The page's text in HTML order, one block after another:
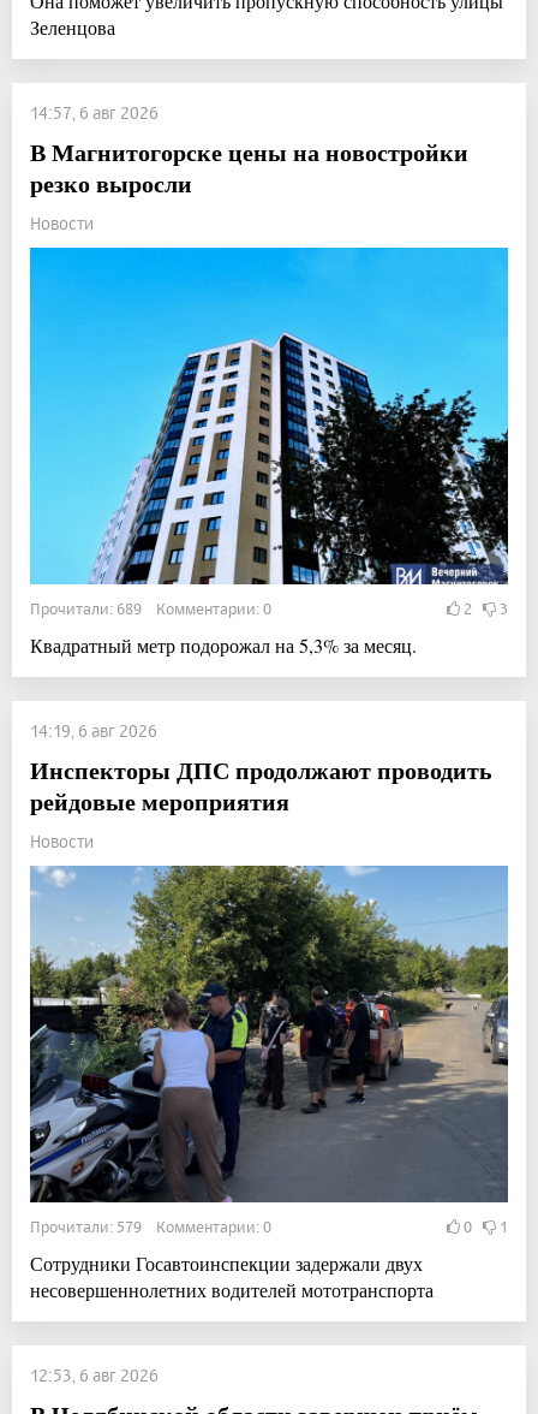
Зеленцова
14:57, 6 авг 2026
В Магнитогорске цены на новостройки
резко выросли
Новости
Прочитали: 689 Комментарии: 0 2 3
Квадратный метр подорожал на 5,3% за месяц.
14:19, 6 авг 2026
Инспекторы ДПС продолжают проводить
рейдовые мероприятия
Новости
Прочитали: 579 Комментарии: 0 0 1
Сотрудники Госавтоинспекции задержали двух
несовершеннолетних водителей мототранспорта
12:53, 6 авг 2026